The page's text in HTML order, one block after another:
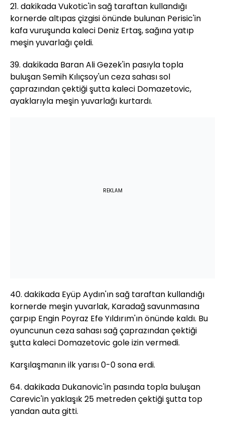
21. dakikada Vukotic'in sağ taraftan kullandığı
kornerde altıpas çizgisi önünde bulunan Perisic'in
kafa vuruşunda kaleci Deniz Ertaş, sağına yatıp
meşin yuvarlağı çeldi.
39. dakikada Baran Ali Gezek'in pasıyla topla
buluşan Semih Kılıçsoy'un ceza sahası sol
çaprazından çektiği şutta kaleci Domazetovic,
ayaklarıyla meşin yuvarlağı kurtardı.
REKLAM
40. dakikada Eyüp Aydın'ın sağ taraftan kullandığı
kornerde meşin yuvarlak, Karadağ savunmasına
çarpıp Engin Poyraz Efe Yıldırım'ın önünde kaldı. Bu
oyuncunun ceza sahası sağ çaprazından çektiği
şutta kaleci Domazetovic gole izin vermedi.
Karşılaşmanın ilk yarısı 0-0 sona erdi.
64. dakikada Dukanovic'in pasında topla buluşan
Carevic'in yaklaşık 25 metreden çektiği şutta top
yandan auta gitti.